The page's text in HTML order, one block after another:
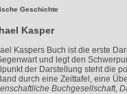
Geschichte
Kasper
Kaspers Buch ist die erste
und legt den
der Darstellung steht die
durch eine Zeittafel, eine
Buchgesellschaft,